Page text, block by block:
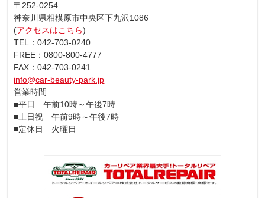
〒252-0254
神奈川県相模原市中央区下九沢1086
(アクセスはこちら)
TEL：042-703-0240
FREE：0800-800-4777
FAX：042-703-0241
info@car-beauty-park.jp
営業時間
■平日 午前10時～午後7時
■土日祝 午前9時～午後7時
■定休日 火曜日